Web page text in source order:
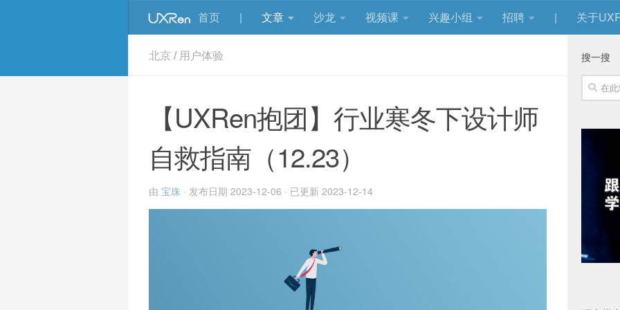
首页 | 文章 沙龙 视频课 兴趣小组 招聘 | 关于
北京 / 用户体验
【UXRen抱团】行业寒冬下设计师
自救指南（12.23）
由 宝珠 · 发布日期 2023-12-06 · 已更新 2023-12-14
搜一搜